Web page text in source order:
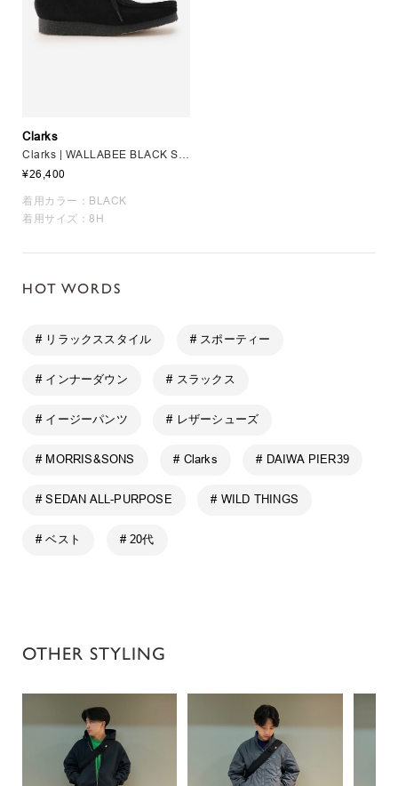
Clarks
¥26,400
着用カラー：BLACK
着用サイズ：8H
HOT WORDS
# リラックススタイル # スポーティー
# インナーダウン # スラックス
# イージーパンツ # レザーシューズ
# MORRIS&SONS # Clarks # DAIWA PIER39
# SEDAN ALL-PURPOSE # WILD THINGS
# ベスト # 20代
OTHER STYLING